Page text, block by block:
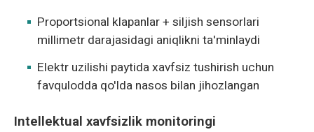
Proportsional klapanlar + siljish sensorlari
millimetr darajasidagi aniqlikni ta'minlaydi
Elektr uzilishi paytida xavfsiz tushirish uchun
favqulodda qo'lda nasos bilan jihozlangan
Intellektual xavfsizlik monitoringi